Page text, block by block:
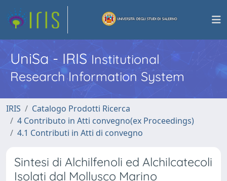
UniSa - IRISInstitutional
Research Information System
IRIS
Catalogo Prodotti Ricerca
4 Contributo in Atti convegno(ex Proceedings)
4.1 Contributi in Atti di convegno
Sintesi di Alchilfenoli ed Alchilcatecoli
Isolati dal Mollusco Marino